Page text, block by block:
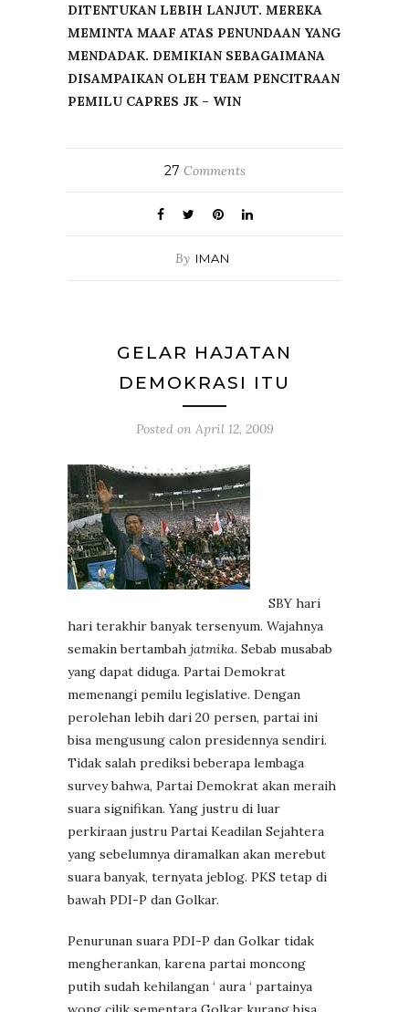
DITENTUKAN LEBIH LANJUT. MEREKA
MEMINTA MAAF ATAS PENUNDAAN YANG
MENDADAK. DEMIKIAN SEBAGAIMANA
DISAMPAIKAN OLEH TEAM PENCITRAAN
PEMILU CAPRES JK – WIN
27 Comments
By IMAN
GELAR HAJATAN
DEMOKRASI ITU
Posted on April 12, 2009
SBY hari
hari terakhir banyak tersenyum. Wajahnya
semakin bertambah jatmika. Sebab musabab
yang dapat diduga. Partai Demokrat
memenangi pemilu legislative. Dengan
perolehan lebih dari 20 persen, partai ini
bisa mengusung calon presidennya sendiri.
Tidak salah prediksi beberapa lembaga
survey bahwa, Partai Demokrat akan meraih
suara signifikan. Yang justru di luar
perkiraan justru Partai Keadilan Sejahtera
yang sebelumnya diramalkan akan merebut
suara banyak, ternyata jeblog. PKS tetap di
bawah PDI-P dan Golkar.
Penurunan suara PDI-P dan Golkar tidak
mengherankan, karena partai moncong
putih sudah kehilangan ‘ aura ‘ partainya